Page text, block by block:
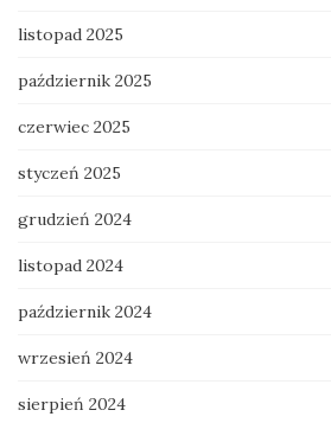
listopad 2025
październik 2025
czerwiec 2025
styczeń 2025
grudzień 2024
listopad 2024
październik 2024
wrzesień 2024
sierpień 2024